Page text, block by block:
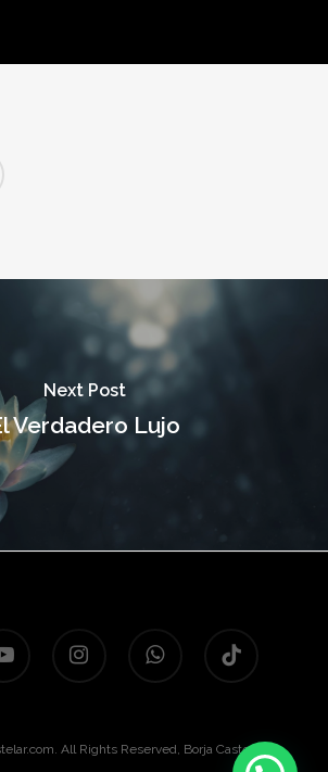
Next Post
Verdadero Lujo
All Rights Reserved, Borja Castelar